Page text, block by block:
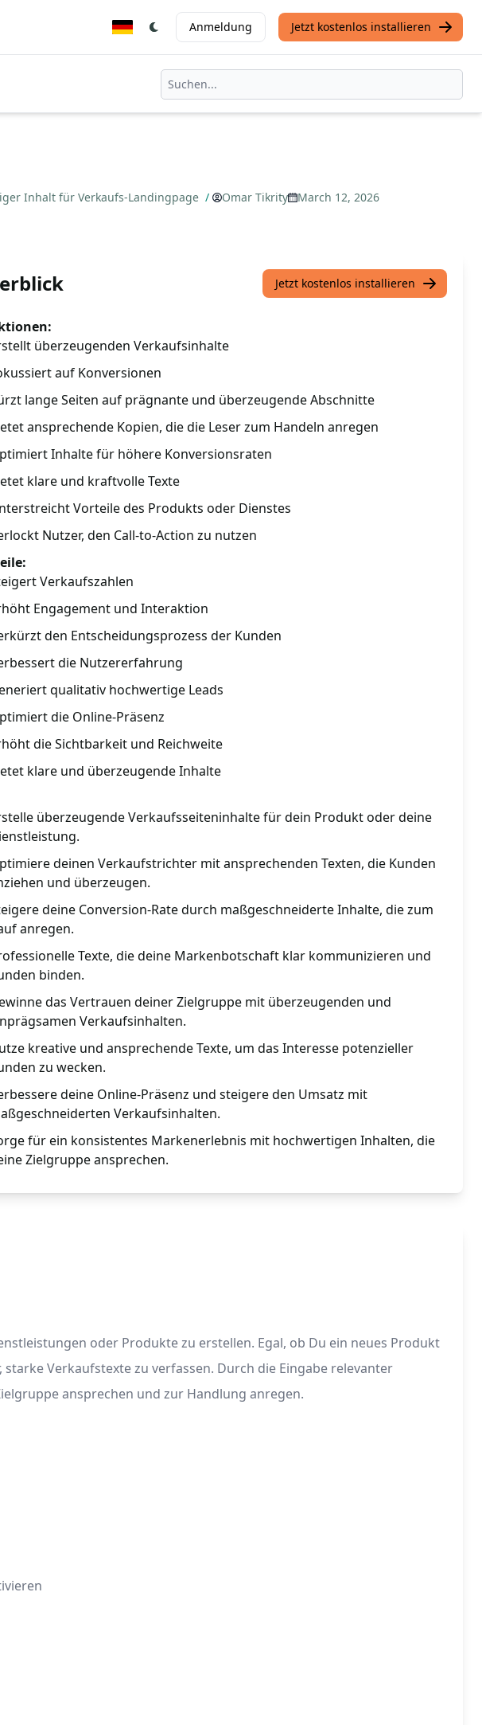
Anmeldung Jetzt kostenlos installieren
Inhalt für Verkaufs-Landingpage / Omar Tikrity
March 12, 2026
Jetzt kostenlos installieren
überzeugenden Verkaufsinhalte
auf Konversionen
lange Seiten auf prägnante und überzeugende Abschnitte
ansprechende Kopien, die die Leser zum Handeln anregen
Inhalte für höhere Konversionsraten
klare und kraftvolle Texte
Vorteile des Produkts oder Dienstes
Nutzer, den Call-to-Action zu nutzen
Verkaufszahlen
Engagement und Interaktion
den Entscheidungsprozess der Kunden
die Nutzererfahrung
qualitativ hochwertige Leads
die Online-Präsenz
die Sichtbarkeit und Reichweite
klare und überzeugende Inhalte
überzeugende Verkaufsseiteninhalte für dein Produkt oder deine
deinen Verkaufstrichter mit ansprechenden Texten, die Kunden
und überzeugen.
deine Conversion-Rate durch maßgeschneiderte Inhalte, die zum
anregen.
Texte, die deine Markenbotschaft klar kommunizieren und
binden.
das Vertrauen deiner Zielgruppe mit überzeugenden und
Verkaufsinhalten.
kreative und ansprechende Texte, um das Interesse potenzieller
zu wecken.
deine Online-Präsenz und steigere den Umsatz mit
Verkaufsinhalten.
für ein konsistentes Markenerlebnis mit hochwertigen Inhalten, die
Zielgruppe ansprechen.
oder Produkte zu erstellen. Egal, ob Du ein neues Produkt
Verkaufstexte zu verfassen. Durch die Eingabe relevanter
ansprechen und zur Handlung anregen.